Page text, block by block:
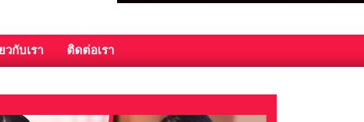
วกับเรา ติดต่อเรา